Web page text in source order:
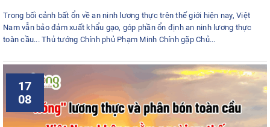
Trong bối cảnh bất ổn về an ninh lương thực trên thế giới hiện nay, Việt
Nam vẫn bảo đảm xuất khẩu gạo, góp phần ổn định an ninh lương thực
toàn cầu... Thủ tướng Chính phủ Phạm Minh Chính gặp Chủ...
17
08